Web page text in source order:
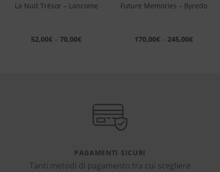
La Nuit Trésor – Lancome
52,00€ – 70,00€
Future Memories – Byredo
170,00€ – 245,00€
PAGAMENTI SICURI
Tanti metodi di pagamento tra cui scegliere